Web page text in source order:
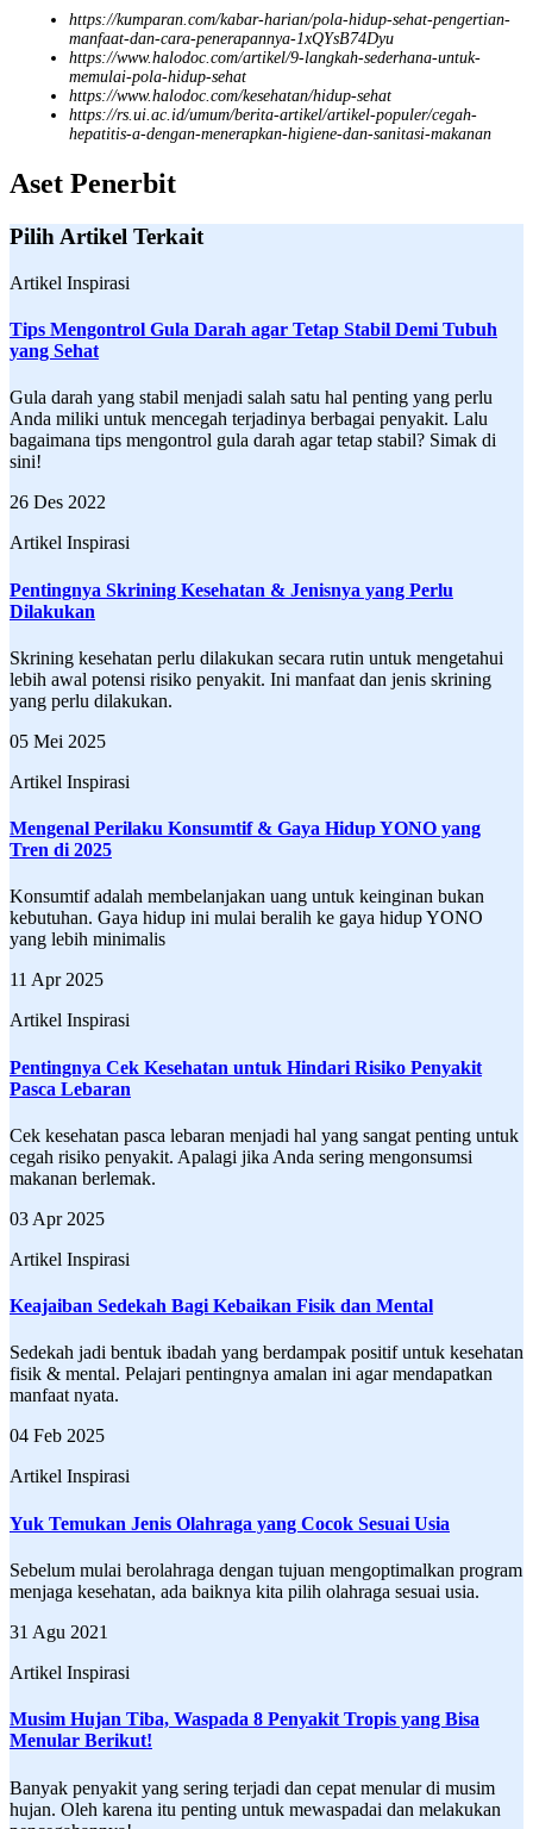
https://kumparan.com/kabar-harian/pola-hidup-sehat-pengertian-
manfaat-dan-cara-penerapannya-1xQYsB74Dyu
https://www.halodoc.com/artikel/9-langkah-sederhana-untuk-
memulai-pola-hidup-sehat
https://www.halodoc.com/kesehatan/hidup-sehat
https://rs.ui.ac.id/umum/berita-artikel/artikel-populer/cegah-
hepatitis-a-dengan-menerapkan-higiene-dan-sanitasi-makanan
Aset Penerbit
Pilih Artikel Terkait
Artikel Inspirasi
Tips Mengontrol Gula Darah agar Tetap Stabil Demi Tubuh
yang Sehat
Gula darah yang stabil menjadi salah satu hal penting yang perlu
Anda miliki untuk mencegah terjadinya berbagai penyakit. Lalu
bagaimana tips mengontrol gula darah agar tetap stabil? Simak di
sini!
26 Des 2022
Artikel Inspirasi
Pentingnya Skrining Kesehatan & Jenisnya yang Perlu
Dilakukan
Skrining kesehatan perlu dilakukan secara rutin untuk mengetahui
lebih awal potensi risiko penyakit. Ini manfaat dan jenis skrining
yang perlu dilakukan.
05 Mei 2025
Artikel Inspirasi
Mengenal Perilaku Konsumtif & Gaya Hidup YONO yang
Tren di 2025
Konsumtif adalah membelanjakan uang untuk keinginan bukan
kebutuhan. Gaya hidup ini mulai beralih ke gaya hidup YONO
yang lebih minimalis
11 Apr 2025
Artikel Inspirasi
Pentingnya Cek Kesehatan untuk Hindari Risiko Penyakit
Pasca Lebaran
Cek kesehatan pasca lebaran menjadi hal yang sangat penting untuk
cegah risiko penyakit. Apalagi jika Anda sering mengonsumsi
makanan berlemak.
03 Apr 2025
Artikel Inspirasi
Keajaiban Sedekah Bagi Kebaikan Fisik dan Mental
Sedekah jadi bentuk ibadah yang berdampak positif untuk kesehatan
fisik & mental. Pelajari pentingnya amalan ini agar mendapatkan
manfaat nyata.
04 Feb 2025
Artikel Inspirasi
Yuk Temukan Jenis Olahraga yang Cocok Sesuai Usia
Sebelum mulai berolahraga dengan tujuan mengoptimalkan program
menjaga kesehatan, ada baiknya kita pilih olahraga sesuai usia.
31 Agu 2021
Artikel Inspirasi
Musim Hujan Tiba, Waspada 8 Penyakit Tropis yang Bisa
Menular Berikut!
Banyak penyakit yang sering terjadi dan cepat menular di musim
hujan. Oleh karena itu penting untuk mewaspadai dan melakukan